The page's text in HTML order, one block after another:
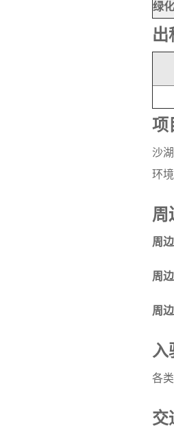
绿
出
项
沙
环
周
周
周
周
入
各
交